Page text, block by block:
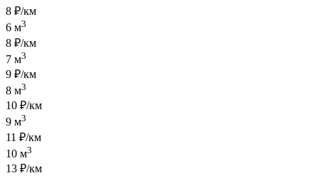
8 ₽/км
6 м3
8 ₽/км
7 м3
9 ₽/км
8 м3
10 ₽/км
9 м3
11 ₽/км
10 м3
13 ₽/км